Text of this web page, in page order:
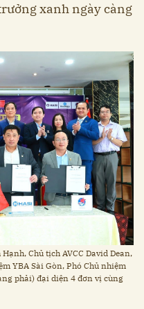
xanh ngày càng
Chủ tịch AVCC David Dean,
YBA Sài Gòn, Phó Chủ nhiệm
phải) đại diện 4 đơn vị cùng